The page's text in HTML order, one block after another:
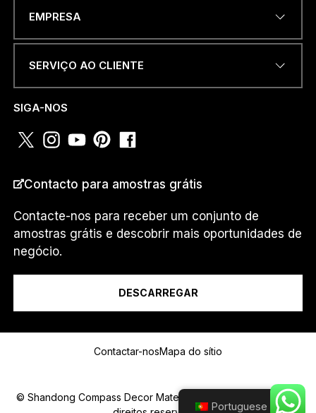
E
u
N
m
Eu sou um...
EMPRESA
SERVIÇO AO CLIENTE
SIGA-NOS
Contacto para amostras grátis
Contacte-nos para receber um conjunto de
amostras grátis e descobrir mais oportunidades de
negócio.
DESCARREGAR
Contactar-nosMapa do sítio
© Shandong Compass Decor Material Co.,Ltd 2025.Todos os
Portuguese